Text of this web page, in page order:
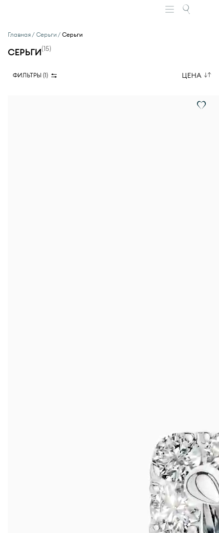
Главная Серьги Серьги
СЕРЬГИ(15)
ФИЛЬТРЫ (1) ЦЕНА